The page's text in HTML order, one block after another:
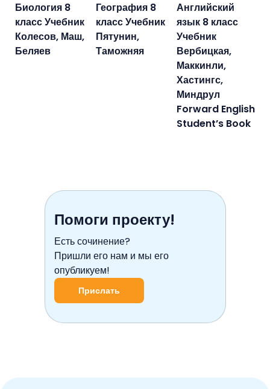
Биология 8
класс Учебник
Колесов, Маш,
Беляев
География 8
класс Учебник
Пятунин,
Таможняя
Английский
язык 8 класс
Учебник
Вербицкая,
Маккинли,
Хастингс,
Миндрул
Forward English
Student’s Book
Помоги проекту!
Есть сочинение?
Пришли его нам и мы его
опубликуем!
Прислать